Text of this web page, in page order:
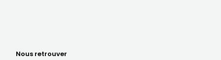
Nous retrouver